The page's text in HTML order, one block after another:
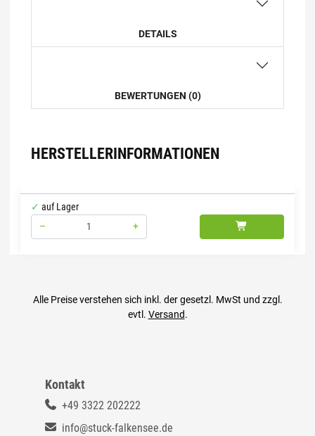
DETAILS
BEWERTUNGEN (0)
HERSTELLERINFORMATIONEN
auf Lager
–
+
Alle Preise verstehen sich inkl. der gesetzl. MwSt und zzgl.
evtl. Versand.
Kontakt
+49 3322 202222
info@stuck-falkensee.de